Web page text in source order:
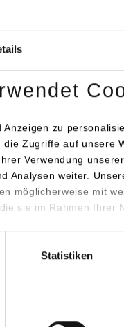
zu
Zugriffe auf unsere
Verwendung
Analysen weiter.
möglicherweise mit
sie im Rahmen Ihrer
Statistiken
auf aktuelle
karriere
über die Homepage: